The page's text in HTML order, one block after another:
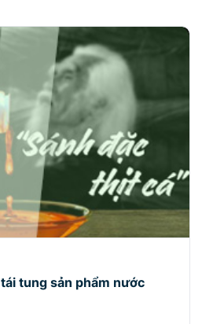
tung sản phẩm nước